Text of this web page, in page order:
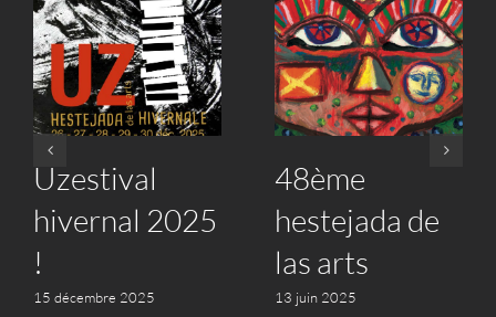
Uzestival
hivernal 2025
!
15 décembre 2025
48ème
hestejada de
las arts
13 juin 2025